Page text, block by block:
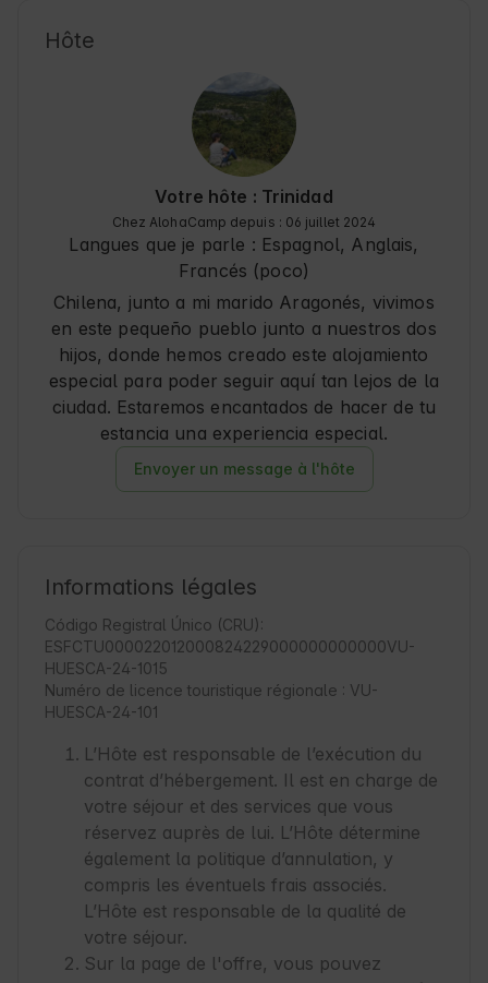
Hôte
Votre hôte : Trinidad
Chez AlohaCamp depuis : 06 juillet 2024
Langues que je parle : Espagnol, Anglais,
Francés (poco)
Chilena, junto a mi marido Aragonés, vivimos
en este pequeño pueblo junto a nuestros dos
hijos, donde hemos creado este alojamiento
especial para poder seguir aquí tan lejos de la
ciudad. Estaremos encantados de hacer de tu
estancia una experiencia especial.
Envoyer un message à l'hôte
Informations légales
Código Registral Único (CRU):
ESFCTU000022012000824229000000000000VU-
HUESCA-24-1015
Numéro de licence touristique régionale : VU-
HUESCA-24-101
L’Hôte est responsable de l’exécution du
contrat d’hébergement. Il est en charge de
votre séjour et des services que vous
réservez auprès de lui. L’Hôte détermine
également la politique d’annulation, y
compris les éventuels frais associés.
L’Hôte est responsable de la qualité de
votre séjour.
Sur la page de l'offre, vous pouvez